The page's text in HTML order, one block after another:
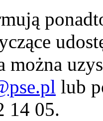
można
lub
14 05.